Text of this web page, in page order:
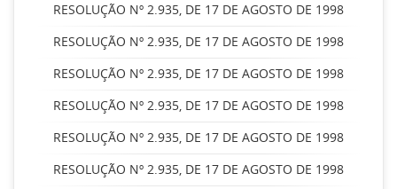
RESOLUÇÃO Nº 2.935, DE 17 DE AGOSTO DE 1998
RESOLUÇÃO Nº 2.935, DE 17 DE AGOSTO DE 1998
RESOLUÇÃO Nº 2.935, DE 17 DE AGOSTO DE 1998
RESOLUÇÃO Nº 2.935, DE 17 DE AGOSTO DE 1998
RESOLUÇÃO Nº 2.935, DE 17 DE AGOSTO DE 1998
RESOLUÇÃO Nº 2.935, DE 17 DE AGOSTO DE 1998